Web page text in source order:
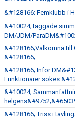
&#128166; Femklubb i
&#10024;Taggade
DM/JDM/
&#128166;Välkomna till
&#128166;
&#128166; Inför
Funktionärer sökes
&#10024;
&#128166; Triss i